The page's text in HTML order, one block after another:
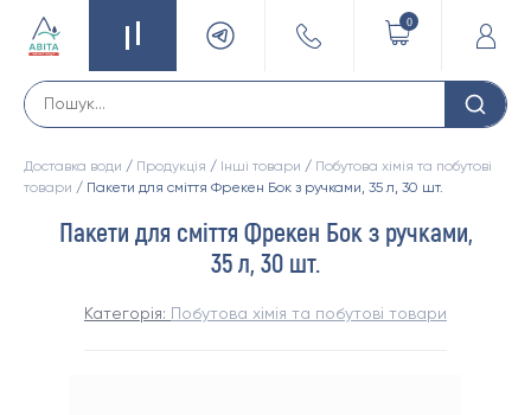
0
Доставка води / Продукція / Інші товари / Побутова хімія та побутові
товари / Пакети для сміття Фрекен Бок з ручками, 35 л, 30 шт.
Пакети для сміття Фрекен Бок з ручками,
35 л, 30 шт.
Категорія: Побутова хімія та побутові товари